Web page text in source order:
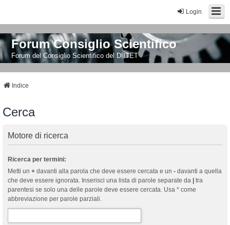
Login
Forum Consiglio Scientifico
Forum del Consiglio Scientifico del DIITET
Indice
Cerca
Motore di ricerca
Ricerca per termini:
Metti un + davanti alla parola che deve essere cercata e un - davanti a quella
che deve essere ignorata. Inserisci una lista di parole separate da
tra
parentesi se solo una delle parole deve essere cercata. Usa * come
abbreviazione per parole parziali.